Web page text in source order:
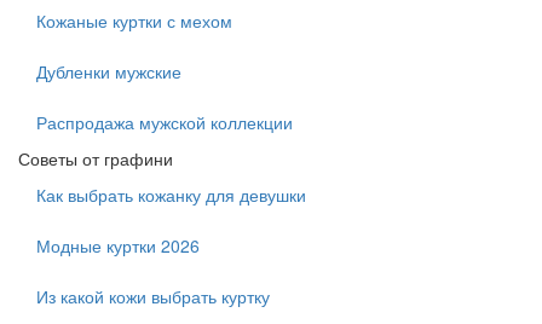
Кожаные куртки с мехом
Дубленки мужские
Распродажа мужской коллекции
Советы от графини
Как выбрать кожанку для девушки
Модные куртки 2026
Из какой кожи выбрать куртку